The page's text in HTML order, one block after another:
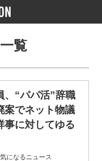
覧
、“パパ活”辞職
案でネット物議
事に対してゆる
になるニュース